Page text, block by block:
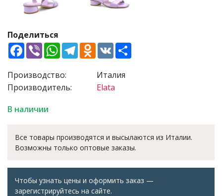
Поделиться
Facebook
ViberWhatsApp
TelegramOdnoklassniki
VK
Производство:
Производитель:
Италия
Elata
В наличии
Все товары производятся и высылаются из Италии.
Возможны только оптовые заказы.
Чтобы узнать цены и оформить заказ —
зарегистрируйтесь на сайте.